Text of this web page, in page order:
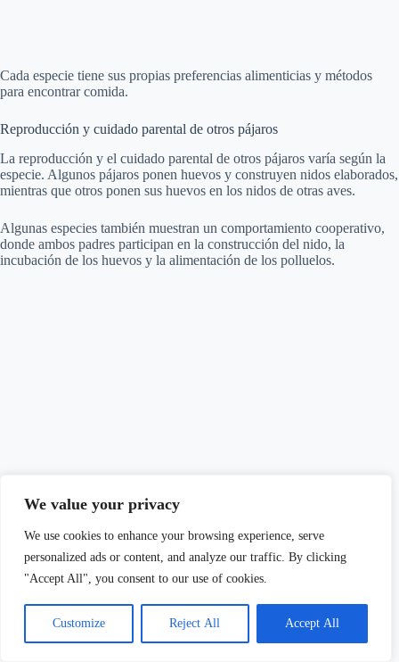
We value your privacy
We use cookies to enhance your browsing experience, serve
personalized ads or content, and analyze our traffic. By clicking
"Accept All", you consent to our use of cookies.
Customize Reject All Accept All
Cada especie tiene sus propias preferencias alimenticias y métodos
para encontrar comida.
Reproducción y cuidado parental de otros pájaros
La reproducción y el cuidado parental de otros pájaros varía según la
especie. Algunos pájaros ponen huevos y construyen nidos elaborados,
mientras que otros ponen sus huevos en los nidos de otras aves.
Algunas especies también muestran un comportamiento cooperativo,
donde ambos padres participan en la construcción del nido, la
incubación de los huevos y la alimentación de los polluelos.